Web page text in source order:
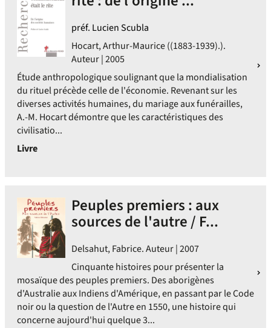
préf. Lucien Scubla
Hocart, Arthur-Maurice ((1883-1939).).
Auteur | 2005
Étude anthropologique soulignant que la mondialisation
du rituel précède celle de l'économie. Revenant sur les
diverses activités humaines, du mariage aux funérailles,
A.-M. Hocart démontre que les caractéristiques des
civilisatio...
Livre
Peuples premiers : aux
sources de l'autre / F...
Delsahut, Fabrice. Auteur | 2007
Cinquante histoires pour présenter la
mosaïque des peuples premiers. Des aborigènes
d'Australie aux Indiens d'Amérique, en passant par le Code
noir ou la question de l'Autre en 1550, une histoire qui
concerne aujourd'hui quelque 3...